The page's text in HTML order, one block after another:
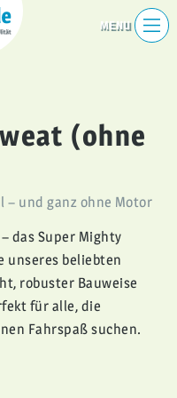
(ohne
– und ganz ohne Motor
das Super Mighty
unseres beliebten
robuster Bauweise
für alle, die
Fahrspaß suchen.